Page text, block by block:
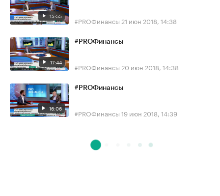
15:55 #PROФинансы 21 июн 2018, 14:38
17:44
#PROФинансы
#PROФинансы 20 июн 2018, 14:38
16:06
#PROФинансы
#PROФинансы 19 июн 2018, 14:39